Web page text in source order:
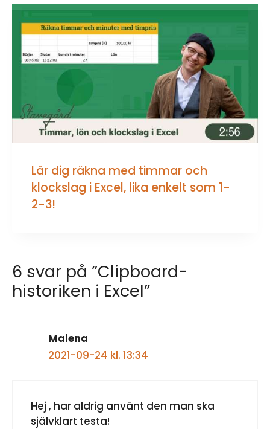
Lär dig räkna med timmar och
klockslag i Excel, lika enkelt som 1-
2-3!
6 svar på ”Clipboard-
historiken i Excel”
Malena
2021-09-24 kl. 13:34
Hej , har aldrig använt den man ska
självklart testa!